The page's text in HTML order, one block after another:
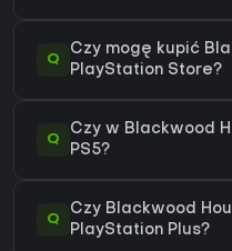
Q
Czy mogę kupić
PlayStation Store?
Q
Czy w Blackwood
PS5?
Q
Czy Blackwood
PlayStation Plus?